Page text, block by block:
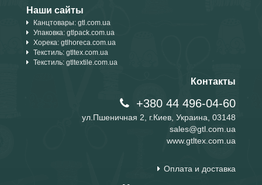
Наши сайты
Канцтовары: gtl.com.ua
Упаковка: gtlpack.com.ua
Хорека: gtlhoreca.com.ua
Текстиль: gtltex.com.ua
Текстиль: gtltextile.com.ua
Контакты
+380 44 496-04-60
ул.Пшеничная 2, г.Киев, Украина, 03148
sales@gtl.com.ua
www.gtltex.com.ua
Оплата и доставка